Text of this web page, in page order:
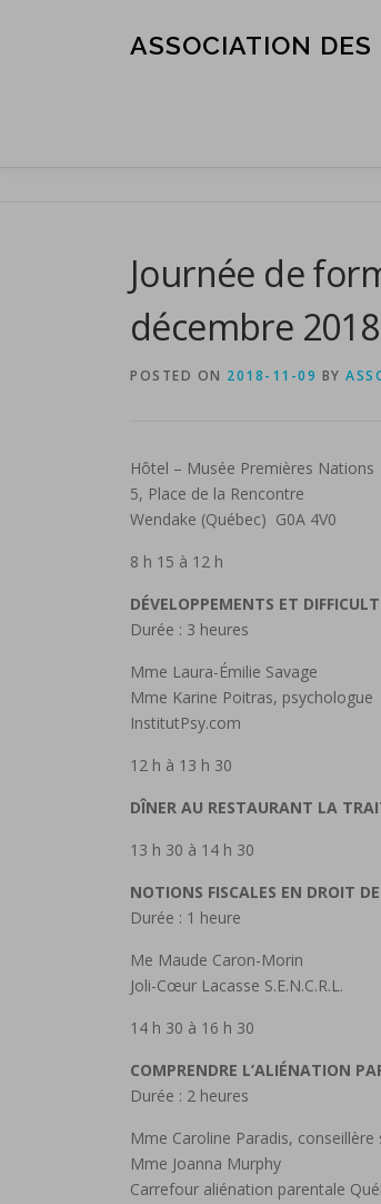
ASSOCIATION
Journée de
décembre 2018
POSTED ON 2018-11-09 BY
Hôtel – Musée Premières Nations
5, Place de la Rencontre
Wendake (Québec) G0A 4V0
8 h 15 à 12 h
DÉVELOPPEMENTS ET
Durée : 3 heures
Mme Laura-Émilie Savage
Mme Karine Poitras, psychologue
InstitutPsy.com
12 h à 13 h 30
DÎNER AU RESTAURANT LA
13 h 30 à 14 h 30
NOTIONS FISCALES EN DROIT
Durée : 1 heure
Me Maude Caron-Morin
Joli-Cœur Lacasse S.E.N.C.R.L.
14 h 30 à 16 h 30
COMPRENDRE L’ALIÉNATION
Durée : 2 heures
Mme Caroline Paradis, conseillère
Mme Joanna Murphy
Carrefour aliénation parentale